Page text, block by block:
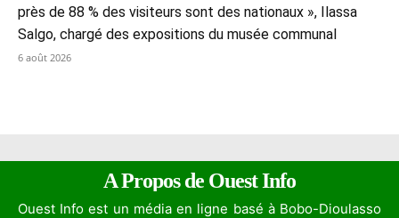
près de 88 % des visiteurs sont des nationaux », Ilassa
Salgo, chargé des expositions du musée communal
6 août 2026
A Propos de Ouest Info
Ouest Info est un média en ligne basé à Bobo-Dioulasso